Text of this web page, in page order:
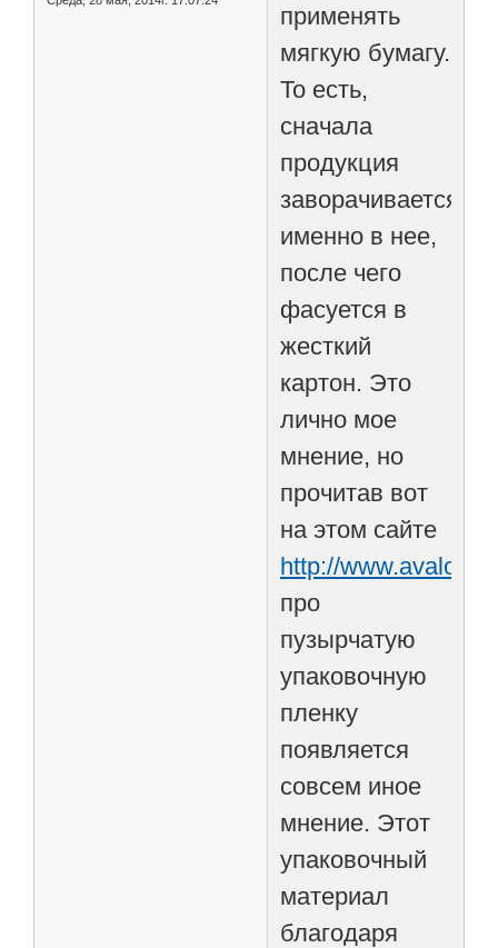
применять
мягкую бумагу.
То есть,
сначала
продукция
заворачивается
именно в нее,
после чего
фасуется в
жесткий
картон. Это
лично мое
мнение, но
прочитав вот
на этом сайте
http://
про
пузырчатую
упаковочную
пленку
появляется
совсем иное
мнение. Этот
упаковочный
материал
благодаря